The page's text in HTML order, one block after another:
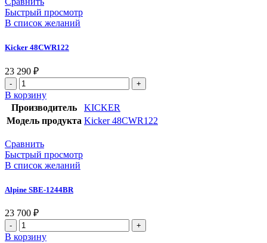
Быстрый просмотр
В список желаний
Kicker 48CWR122
23 290 ₽
В корзину
Производитель
KICKER
Модель продукта Kicker 48CWR122
Сравнить
Быстрый просмотр
В список желаний
Alpine SBE-1244BR
23 700 ₽
В корзину